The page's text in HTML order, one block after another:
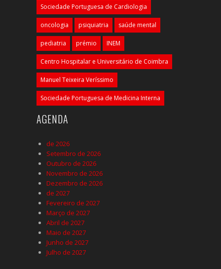
Sociedade Portuguesa de Cardiologia
oncologia psiquiatria saúde mental
pediatria prémio INEM
Centro Hospitalar e Universitário de Coimbra
Manuel Teixeira Veríssimo
Sociedade Portuguesa de Medicina Interna
AGENDA
de 2026
Setembro de 2026
Outubro de 2026
Novembro de 2026
Dezembro de 2026
de 2027
Fevereiro de 2027
Março de 2027
Abril de 2027
Maio de 2027
Junho de 2027
Julho de 2027